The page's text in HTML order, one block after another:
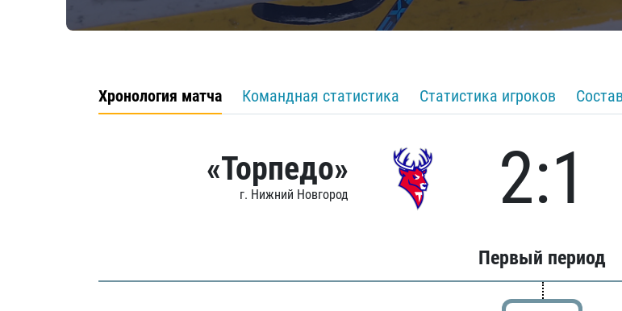
Хронология матча Командная статистика Статистика игроков
«Торпедо»
г. Нижний Новгород 2:1
Первый период